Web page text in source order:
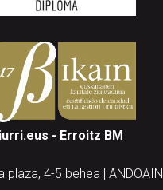
- Erroitz BM
plaza, 4-5 behea | ANDOAIN